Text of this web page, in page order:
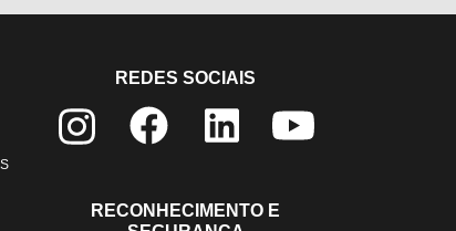
REDES SOCIAIS
RECONHECIMENTO E